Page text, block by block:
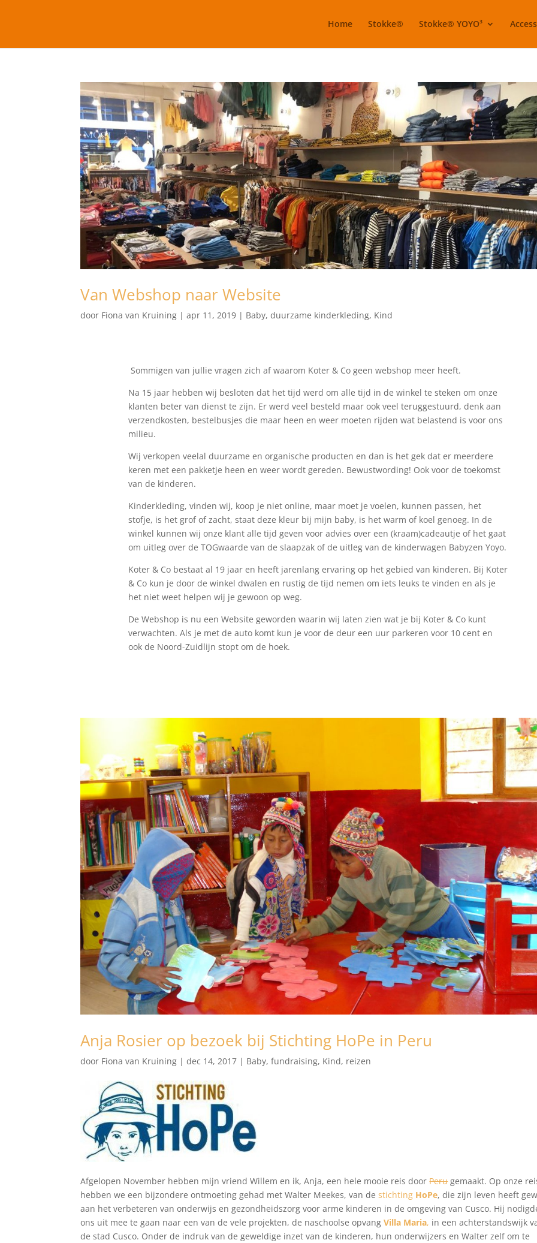
Home Stokke® Stokke® YOYO³
Van Webshop naar Website
door Fiona van Kruining |apr 11, 2019 | Baby,duurzame kinderkleding, Kind
Sommigen van jullie vragen zich af waarom Koter & Co geen webshop meer heeft.
Na 15 jaar hebben wij besloten dat het tijd werd om alle tijd in de winkel te steken om onze
klanten beter van dienst te zijn. Er werd veel besteld maar ook veel teruggestuurd, denk aan
verzendkosten, bestelbusjes die maar heen en weer moeten rijden wat belastend is voor ons
milieu.
Wij verkopen veelal duurzame en organische producten en dan is het gek dat er meerdere
keren met een pakketje heen en weer wordt gereden. Bewustwording! Ook voor de toekomst
van de kinderen.
Kinderkleding, vinden wij, koop je niet online, maar moet je voelen, kunnen passen, het
stofje, is het grof of zacht, staat deze kleur bij mijn baby, is het warm of koel genoeg. In de
winkel kunnen wij onze klant alle tijd geven voor advies over een (kraam)cadeautje of het gaat
om uitleg over de TOGwaarde van de slaapzak of de uitleg van de kinderwagen Babyzen Yoyo.
Koter & Co bestaat al 19 jaar en heeft jarenlang ervaring op het gebied van kinderen. Bij Koter
& Co kun je door de winkel dwalen en rustig de tijd nemen om iets leuks te vinden en als je
het niet weet helpen wij je gewoon op weg.
De Webshop is nu een Website geworden waarin wij laten zien wat je bij Koter & Co kunt
verwachten. Als je met de auto komt kun je voor de deur een uur parkeren voor 10 cent en
ook de Noord-Zuidlijn stopt om de hoek.
Anja Rosier op bezoek bij Stichting HoPe in Peru
door Fiona van Kruining |dec 14, 2017 | Baby,fundraising, Kind, reizen
Afgelopen November hebben mijn vriend Willem en ik, Anja, een hele mooie reis doorPerugemaakt. Op onze
hebben we een bijzondere ontmoeting gehad met Walter Meekes, van destichting HoPe, die zijn leven heeft
aan het verbeteren van onderwijs en gezondheidszorg voor arme kinderen in de omgeving van Cusco. Hij
ons uit mee te gaan naar een van de vele projekten, de naschoolse opvangVilla Maria, in een achterstandswijk
de stad Cusco. Onder de indruk van de geweldige inzet van de kinderen, hun onderwijzers en Walter zelf om te